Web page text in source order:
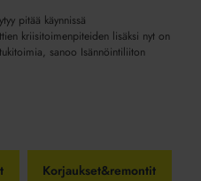
pitää käynnissä
kriisitoimenpiteiden lisäksi nyt on
sanoo Isännöintiliiton
Korjaukset&remontit